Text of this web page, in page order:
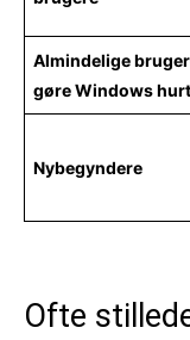
Almindelige
gøre Windows
Nybegyndere
Ofte